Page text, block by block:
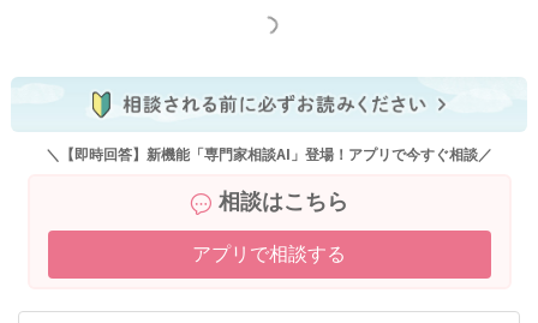
もっと見る
＼【即時回答】新機能「専門家相談AI」登場！アプリで今すぐ相談／
相談はこちら
アプリで相談する